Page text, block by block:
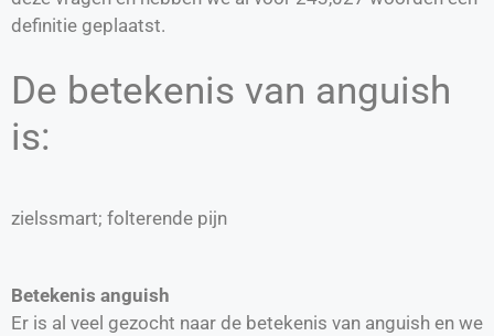
definitie geplaatst.
De betekenis van anguish
is:
zielssmart; folterende pijn
Betekenis anguish
Er is al veel gezocht naar de betekenis van anguish en we